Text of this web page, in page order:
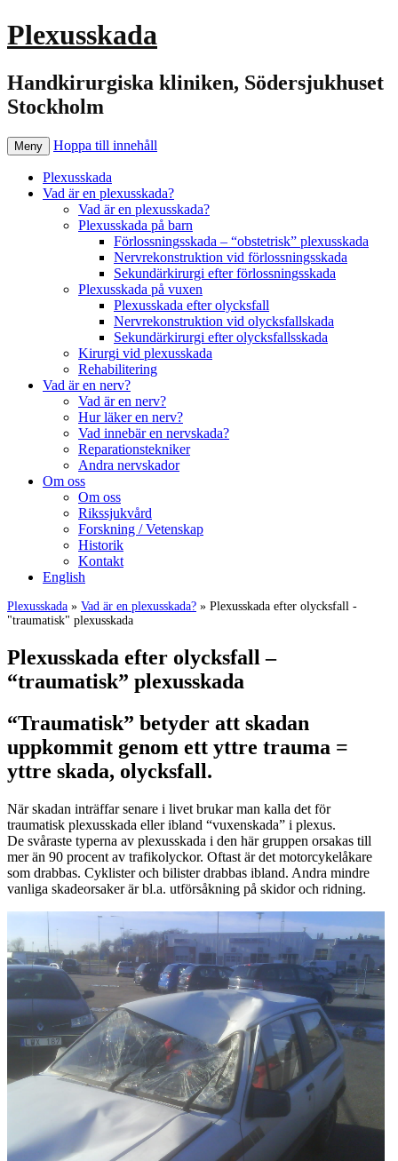
Plexusskada
Handkirurgiska kliniken, Södersjukhuset
Stockholm
Meny Hoppa till innehåll
Plexusskada
Vad är en plexusskada?
Vad är en plexusskada?
Plexusskada på barn
Förlossningsskada – “obstetrisk” plexusskada
Nervrekonstruktion vid förlossningsskada
Sekundärkirurgi efter förlossningsskada
Plexusskada på vuxen
Plexusskada efter olycksfall
Nervrekonstruktion vid olycksfallskada
Sekundärkirurgi efter olycksfallsskada
Kirurgi vid plexusskada
Rehabilitering
Vad är en nerv?
Vad är en nerv?
Hur läker en nerv?
Vad innebär en nervskada?
Reparationstekniker
Andra nervskador
Om oss
Om oss
Rikssjukvård
Forskning / Vetenskap
Historik
Kontakt
English
Plexusskada » Vad är en plexusskada? » Plexusskada efter olycksfall -
"traumatisk" plexusskada
Plexusskada efter olycksfall –
“traumatisk” plexusskada
“Traumatisk” betyder att skadan
uppkommit genom ett yttre trauma =
yttre skada, olycksfall.
När skadan inträffar senare i livet brukar man kalla det för
traumatisk plexusskada eller ibland “vuxenskada” i plexus.
De svåraste typerna av plexusskada i den här gruppen orsakas till
mer än 90 procent av trafikolyckor. Oftast är det motorcykelåkare
som drabbas. Cyklister och bilister drabbas ibland. Andra mindre
vanliga skadeorsaker är bl.a. utförsåkning på skidor och ridning.